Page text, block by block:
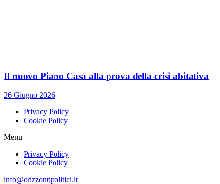
Il nuovo Piano Casa alla prova della crisi abitativa
26 Giugno 2026
Privacy Policy
Cookie Policy
Menu
Privacy Policy
Cookie Policy
info@orizzontipolitici.it